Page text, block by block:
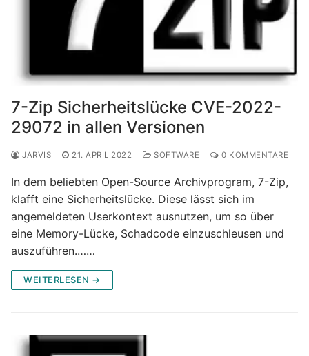
7-Zip Sicherheitslücke CVE-2022-
29072 in allen Versionen
JARVIS 21. APRIL 2022 SOFTWARE 0 KOMMENTARE
In dem beliebten Open-Source Archivprogram, 7-Zip,
klafft eine Sicherheitslücke. Diese lässt sich im
angemeldeten Userkontext ausnutzen, um so über
eine Memory-Lücke, Schadcode einzuschleusen und
auszuführen.……
WEITERLESEN →